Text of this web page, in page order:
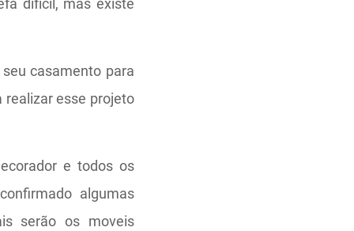
difícil, mas existe
casamento para
realizar esse projeto
e todos os
algumas
serão os moveis